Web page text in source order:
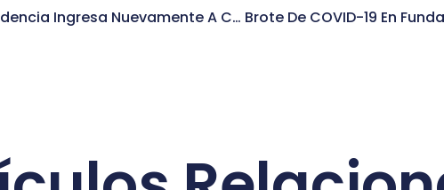
Parte De Independencia Ingresa Nuevamente A Cuarentena Obligatoria